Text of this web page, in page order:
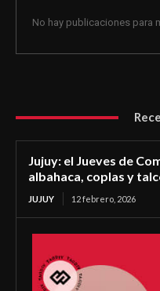
No hay publicaciones para
Jujuy: el Jueves de
albahaca, coplas y
JUJUY 12 febrero, 2026